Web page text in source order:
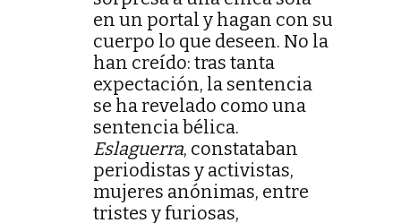
en un portal y hagan con su
cuerpo lo que deseen. No la
han creído: tras tanta
expectación, la sentencia
se ha revelado como una
sentencia bélica.
Eslaguerra, constataban
periodistas y activistas,
mujeres anónimas, entre
tristes y furiosas,